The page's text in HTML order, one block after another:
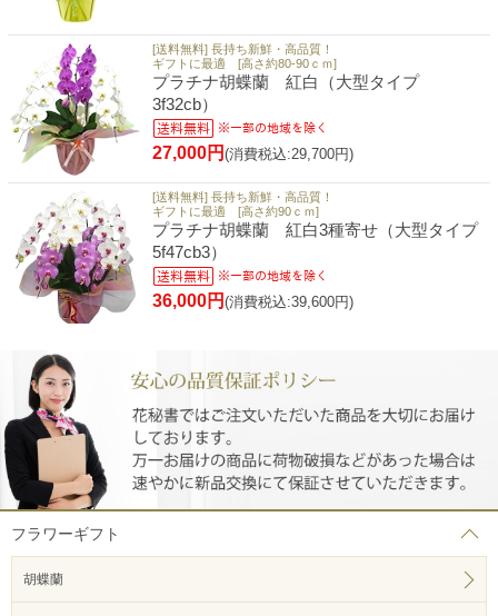
[送料無料] 長持ち新鮮・高品質！
ギフトに最適 [高さ約80-90ｃｍ]
プラチナ胡蝶蘭 紅白（大型タイプ
3f32cb）
27,000円 (消費税込:29,700円)
[送料無料] 長持ち新鮮・高品質！
ギフトに最適 [高さ約90ｃｍ]
プラチナ胡蝶蘭 紅白3種寄せ（大型タイプ
5f47cb3）
36,000円 (消費税込:39,600円)
フラワーギフト
胡蝶蘭